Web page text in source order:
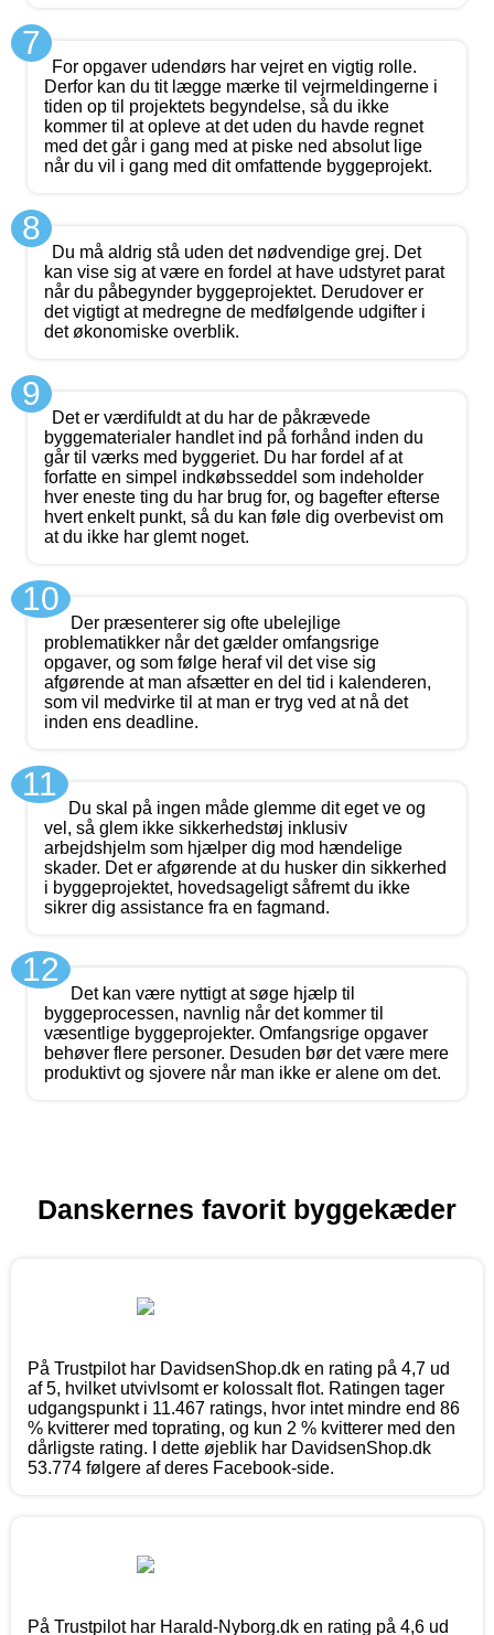
7
For opgaver udendørs har vejret en vigtig rolle.
Derfor kan du tit lægge mærke til vejrmeldingerne i
tiden op til projektets begyndelse, så du ikke
kommer til at opleve at det uden du havde regnet
med det går i gang med at piske ned absolut lige
når du vil i gang med dit omfattende byggeprojekt.
8
Du må aldrig stå uden det nødvendige grej. Det
kan vise sig at være en fordel at have udstyret parat
når du påbegynder byggeprojektet. Derudover er
det vigtigt at medregne de medfølgende udgifter i
det økonomiske overblik.
9
Det er værdifuldt at du har de påkrævede
byggematerialer handlet ind på forhånd inden du
går til værks med byggeriet. Du har fordel af at
forfatte en simpel indkøbsseddel som indeholder
hver eneste ting du har brug for, og bagefter efterse
hvert enkelt punkt, så du kan føle dig overbevist om
at du ikke har glemt noget.
10
Der præsenterer sig ofte ubelejlige
problematikker når det gælder omfangsrige
opgaver, og som følge heraf vil det vise sig
afgørende at man afsætter en del tid i kalenderen,
som vil medvirke til at man er tryg ved at nå det
inden ens deadline.
11
Du skal på ingen måde glemme dit eget ve og
vel, så glem ikke sikkerhedstøj inklusiv
arbejdshjelm som hjælper dig mod hændelige
skader. Det er afgørende at du husker din sikkerhed
i byggeprojektet, hovedsageligt såfremt du ikke
sikrer dig assistance fra en fagmand.
12
Det kan være nyttigt at søge hjælp til
byggeprocessen, navnlig når det kommer til
væsentlige byggeprojekter. Omfangsrige opgaver
behøver flere personer. Desuden bør det være mere
produktivt og sjovere når man ikke er alene om det.
Danskernes favorit byggekæder
På Trustpilot har DavidsenShop.dk en rating på 4,7 ud
af 5, hvilket utvivlsomt er kolossalt flot. Ratingen tager
udgangspunkt i 11.467 ratings, hvor intet mindre end 86
% kvitterer med toprating, og kun 2 % kvitterer med den
dårligste rating. I dette øjeblik har DavidsenShop.dk
53.774 følgere af deres Facebook-side.
På Trustpilot har Harald-Nyborg.dk en rating på 4,6 ud